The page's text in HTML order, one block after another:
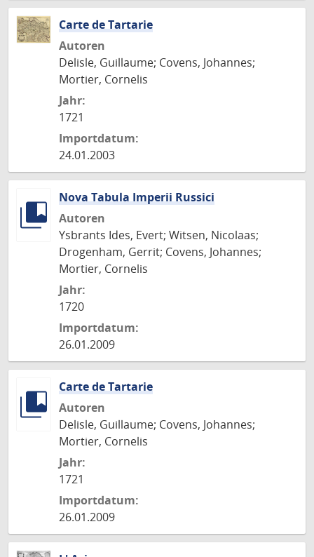
Carte de Tartarie
Autoren
Delisle, Guillaume; Covens, Johannes;
Mortier, Cornelis
Jahr:
1721
Importdatum:
24.01.2003
Nova Tabula Imperii Russici
Autoren
Ysbrants Ides, Evert; Witsen, Nicolaas;
Drogenham, Gerrit; Covens, Johannes;
Mortier, Cornelis
Jahr:
1720
Importdatum:
26.01.2009
Carte de Tartarie
Autoren
Delisle, Guillaume; Covens, Johannes;
Mortier, Cornelis
Jahr:
1721
Importdatum:
26.01.2009